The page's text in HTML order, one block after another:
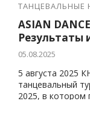
ТАНЦЕВАЛЬНЫЕ
ASIAN
Результаты
05.08.2025
5 августа 2025
танцевальный
2025, в котором